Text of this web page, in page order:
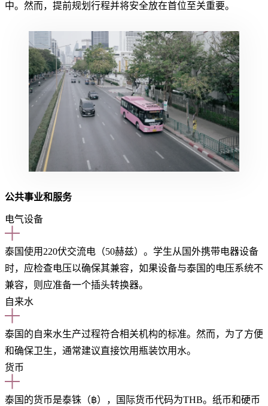
中。然而，提前规划行程并将安全放在首位至关重要。
公共事业和服务
电气设备
泰国使用220伏交流电（50赫兹）。学生从国外携带电器设备
时，应检查电压以确保其兼容，如果设备与泰国的电压系统不
兼容，则应准备一个插头转换器。
自来水
泰国的自来水生产过程符合相关机构的标准。然而，为了方便
和确保卫生，通常建议直接饮用瓶装饮用水。
货币
泰国的货币是泰铢（฿），国际货币代码为THB。纸币和硬币